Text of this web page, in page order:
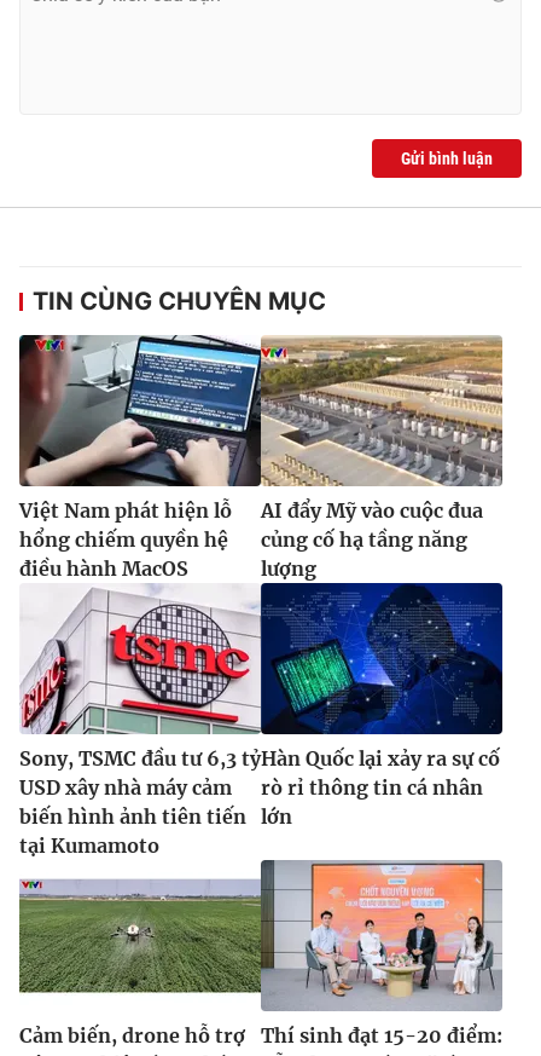
Gửi bình luận
TIN CÙNG CHUYÊN MỤC
Việt Nam phát hiện lỗ
hổng chiếm quyền hệ
điều hành MacOS
AI đẩy Mỹ vào cuộc đua
củng cố hạ tầng năng
lượng
Sony, TSMC đầu tư 6,3 tỷ
USD xây nhà máy cảm
biến hình ảnh tiên tiến
tại Kumamoto
Hàn Quốc lại xảy ra sự cố
rò rỉ thông tin cá nhân
lớn
Cảm biến, drone hỗ trợ
Thí sinh đạt 15-20 điểm: